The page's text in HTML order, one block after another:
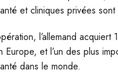
et cliniques privées
l’allemand
Europe, et l’un des plus
dans le monde.